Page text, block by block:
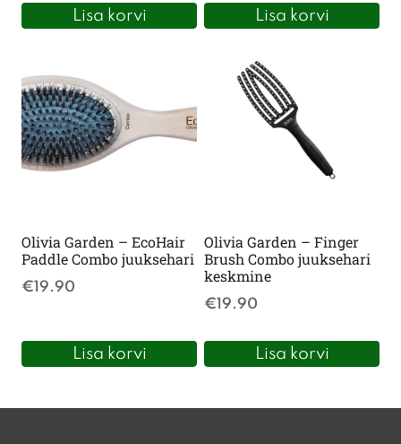
Lisa korvi Lisa korvi
Olivia Garden – EcoHair
Paddle Combo juuksehari
€19.90
Lisa korvi
Olivia Garden – Finger
Brush Combo juuksehari
keskmine
€19.90
Lisa korvi